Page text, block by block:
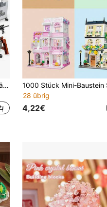
600+ Stück WWII Armee Militärbasis Modellbausatz, Puzzle-Spielzeug für Erwachsene, Militär Miniatur Zubehör Gewehr Bauklötze Set, Modellbau, Geschenk
28 übrig
4,22€